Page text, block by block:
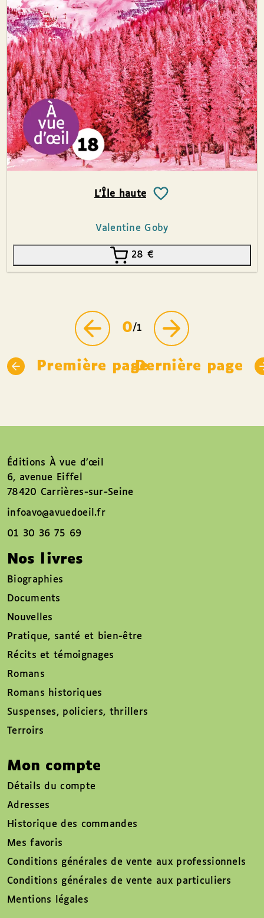
L’Île haute
Valentine Goby
28 €
Première page
0/1
Dernière page
Éditions À vue d’œil
6, avenue Eiffel
78420 Carrières-sur-Seine
infoavo@avuedoeil.fr
01 30 36 75 69
Nos livres
Biographies
Documents
Nouvelles
Pratique, santé et bien-être
Récits et témoignages
Romans
Romans historiques
Suspenses, policiers, thrillers
Terroirs
Mon compte
Détails du compte
Adresses
Historique des commandes
Mes favoris
Conditions générales de vente aux professionnels
Conditions générales de vente aux particuliers
Mentions légales